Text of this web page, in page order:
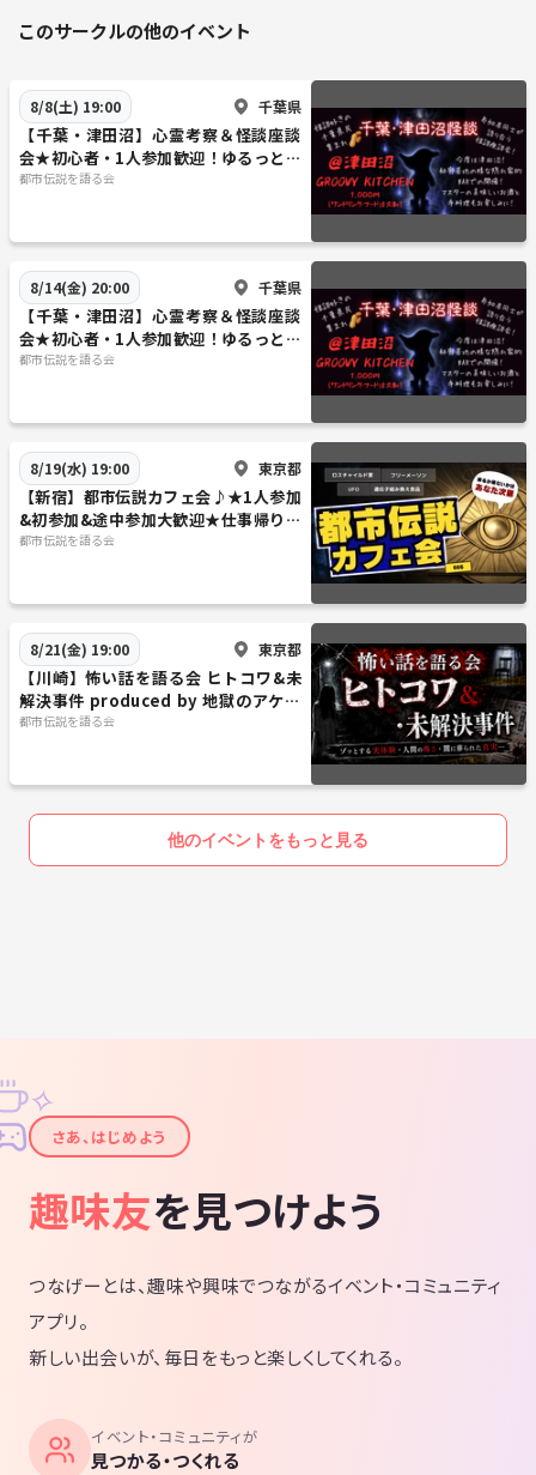
※ネットワークビジネスや宗教などの強引な勧誘、営業、その他迷惑行
※他のお客様のご迷惑になると判断した場合、ご退室＆今後の参加をご
遠慮いただく場合がございます。
※ご予約人数、男女比率等はお答えできませんのでご了承ください。
※他人の意見についての否定・批判はお辞め下さい。
※会話泥棒は禁止です。（参加者全員になるべく平等に時間を過ごして
【 考察予定の「禁書」目録】
心霊体験、正夢、予知夢、悪夢、悪霊、悪魔、エクソシズム、金縛り、
臨死体験、幽体離脱、ドッペルゲンガー、生き霊、人怖、実話怪談、ル
ポルタージュ怪談、妖怪、伝説、伝承、因習、座敷牢、人柱、呪い、丑
の刻参り、呪物、呪術、黒ミサ、魔女狩り、降霊術、事故物件、心理的
江戸川乱歩、小泉八雲、泉鏡花、柳田國男、荒俣宏、エドガー・アラ
ン・ポー、スティーブン・キング、ティム・バートン、エドワード・ゴ
ーリー、水木しげる、伊藤潤二、楳図かずお、平山夢明、鈴木光司、川
奈まり子、岩井志麻子、京極夏彦、田辺青蛙、西浦和也、稲川淳二、桜
金造、北野誠、中山市朗、竹内義和、山口敏太郎、角由紀子、ぁみ、村
上ロック、夜馬裕、吉田悠軌、いたこ28号、松原タニシ、田中俊行、牛
大雲、濱幸成、大島てる、カチモード、ほけんと怪談、伊山亮吉、スズ
サク、島田秀平、ナナフシギ、ゾゾゾ、オカルトスイーパーズ、オウマ
ガトキ、デニ怖、貧乏中年TV、トウマ、暗夜、DAYTONA INTERNATION
AL、犬鳴トンネル、恐山、ヨコザワ・プロダクション、ホテル活魚、八
幡の薮知らず、蒲田のゲームセンター、将門の首塚、深泥池、富士の樹
海、千日デパート、江古田の森公園、千駄ヶ谷トンネル、サンシャイン
池袋、四谷怪談、真景累ヶ淵、遠野物語、おしら様、人魚、河童、天
リバコ、きさらぎ駅、くねくね etc...
このサークルの他のイベント
8/8(土) 19:00 千葉県
【千葉・津田沼】心霊考察＆怪談座談
会★初心者・1人参加歓迎！ゆるっと不
思議を語る夏の夜♪
都市伝説を語る会
8/14(金) 20:00 千葉県
【千葉・津田沼】心霊考察＆怪談座談
会★初心者・1人参加歓迎！ゆるっと不
思議を語る夏の夜♪
都市伝説を語る会
8/19(水) 19:00 東京都
【新宿】都市伝説カフェ会♪★1人参加
&初参加&途中参加大歓迎★仕事帰りに
楽しいご縁を♪毎回満員御礼★出会い
都市伝説を語る会
8/21(金) 19:00 東京都
【川崎】怖い話を語る会 ヒトコワ&未
解決事件 produced by 地獄のアケミ
倶楽部
都市伝説を語る会
他のイベントをもっと見る
✦
✧
さあ、はじめよう
趣味友を見つけよう
つなげーとは、趣味や興味でつながるイベント・コミュニティ
アプリ。
新しい出会いが、毎日をもっと楽しくしてくれる。
イベント・コミュニティが
見つかる・つくれる